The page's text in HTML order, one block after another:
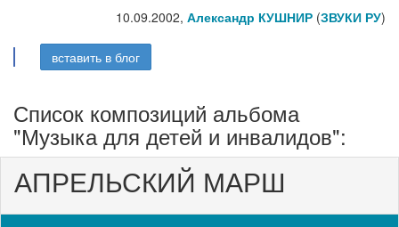
10.09.2002, Александр КУШНИР (ЗВУКИ РУ)
вставить в блог
Список композиций альбома
"Музыка для детей и инвалидов":
АПРЕЛЬСКИЙ МАРШ